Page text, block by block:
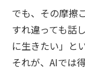
でも、その摩擦
すれ違っても話
に生きたい」と
それが、AIでは